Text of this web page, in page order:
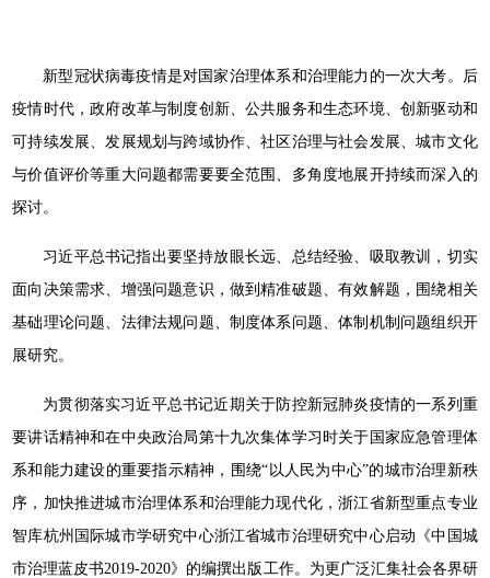
新型冠状病毒疫情是对国家治理体系和治理能力的一次大考。后
疫情时代，政府改革与制度创新、公共服务和生态环境、创新驱动和
可持续发展、发展规划与跨域协作、社区治理与社会发展、城市文化
与价值评价等重大问题都需要要全范围、多角度地展开持续而深入的
探讨。
习近平总书记指出要坚持放眼长远、总结经验、吸取教训，切实
面向决策需求、增强问题意识，做到精准破题、有效解题，围绕相关
基础理论问题、法律法规问题、制度体系问题、体制机制问题组织开
展研究。
为贯彻落实习近平总书记近期关于防控新冠肺炎疫情的一系列重
要讲话精神和在中央政治局第十九次集体学习时关于国家应急管理体
系和能力建设的重要指示精神，围绕“以人民为中心”的城市治理新秩
序，加快推进城市治理体系和治理能力现代化，浙江省新型重点专业
智库杭州国际城市学研究中心浙江省城市治理研究中心启动《中国城
市治理蓝皮书2019-2020》的编撰出版工作。为更广泛汇集社会各界研